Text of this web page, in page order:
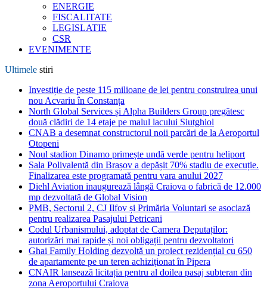
ENERGIE
FISCALITATE
LEGISLATIE
CSR
EVENIMENTE
Ultimele stiri
Investiție de peste 115 milioane de lei pentru construirea unui
nou Acvariu în Constanța
North Global Services și Alpha Builders Group pregătesc
două clădiri de 14 etaje pe malul lacului Siutghiol
CNAB a desemnat constructorul noii parcări de la Aeroportul
Otopeni
Noul stadion Dinamo primește undă verde pentru heliport
Sala Polivalentă din Brașov a depășit 70% stadiu de execuție.
Finalizarea este programată pentru vara anului 2027
Diehl Aviation inaugurează lângă Craiova o fabrică de 12.000
mp dezvoltată de Global Vision
PMB, Sectorul 2, CJ Ilfov și Primăria Voluntari se asociază
pentru realizarea Pasajului Petricani
Codul Urbanismului, adoptat de Camera Deputaților:
autorizări mai rapide și noi obligații pentru dezvoltatori
Ghai Family Holding dezvoltă un proiect rezidențial cu 650
de apartamente pe un teren achiziționat în Pipera
CNAIR lansează licitația pentru al doilea pasaj subteran din
zona Aeroportului Craiova